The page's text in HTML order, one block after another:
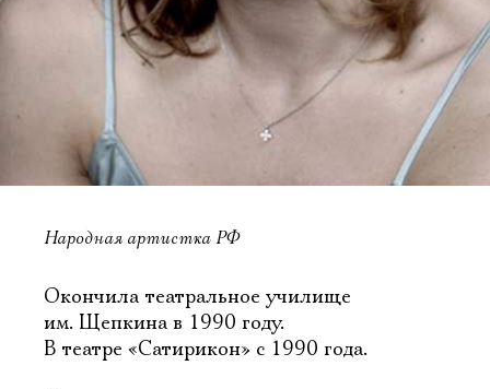
Народная артистка РФ
Окончила театральное училище
им. Щепкина в 1990 году.
В театре «Сатирикон» с 1990 года.